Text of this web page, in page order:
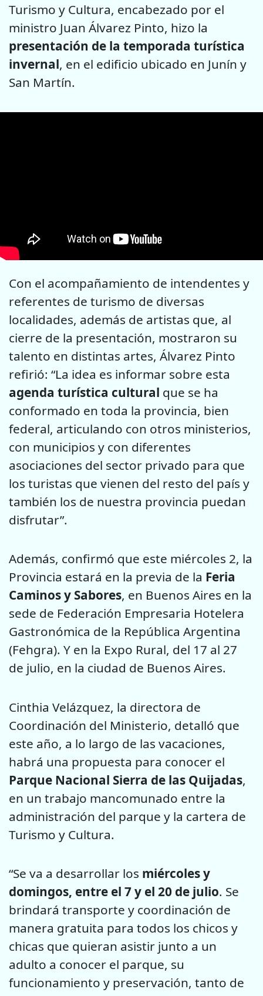
Turismo y Cultura, encabezado por el
ministro Juan Álvarez Pinto, hizo la
presentación de la temporada turística
invernal, en el edificio ubicado en Junín y
San Martín.
Con el acompañamiento de intendentes y
referentes de turismo de diversas
localidades, además de artistas que, al
cierre de la presentación, mostraron su
talento en distintas artes, Álvarez Pinto
refirió: “La idea es informar sobre esta
agenda turística cultural que se ha
conformado en toda la provincia, bien
federal, articulando con otros ministerios,
con municipios y con diferentes
asociaciones del sector privado para que
los turistas que vienen del resto del país y
también los de nuestra provincia puedan
disfrutar”.
Además, confirmó que este miércoles 2, la
Provincia estará en la previa de la Feria
Caminos y Sabores, en Buenos Aires en la
sede de Federación Empresaria Hotelera
Gastronómica de la República Argentina
(Fehgra). Y en la Expo Rural, del 17 al 27
de julio, en la ciudad de Buenos Aires.
Cinthia Velázquez, la directora de
Coordinación del Ministerio, detalló que
este año, a lo largo de las vacaciones,
habrá una propuesta para conocer el
Parque Nacional Sierra de las Quijadas,
en un trabajo mancomunado entre la
administración del parque y la cartera de
Turismo y Cultura.
“Se va a desarrollar los miércoles y
domingos, entre el 7 y el 20 de julio. Se
brindará transporte y coordinación de
manera gratuita para todos los chicos y
chicas que quieran asistir junto a un
adulto a conocer el parque, su
funcionamiento y preservación, tanto de